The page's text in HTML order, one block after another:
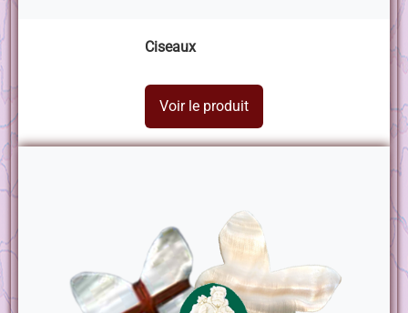
Ciseaux
Voir le produit